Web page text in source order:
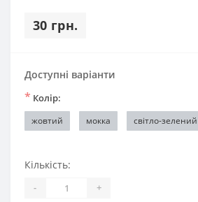
30 грн.
Доступні варіанти
* Колір:
жовтий мокка світло-зелений
Кількість:
- +